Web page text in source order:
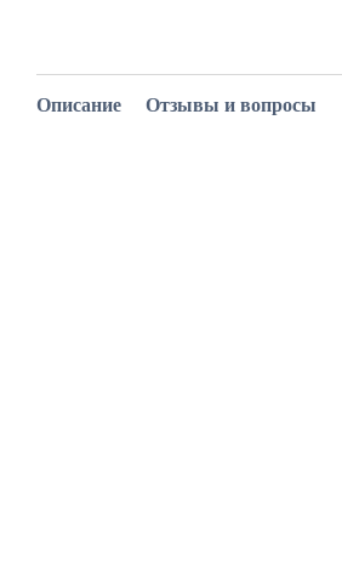
Описание Отзывы и вопросы